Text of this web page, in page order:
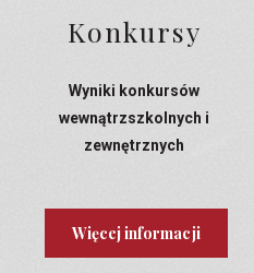
Konkursy
Wyniki konkursów
wewnątrzszkolnych i
zewnętrznych
Więcej informacji